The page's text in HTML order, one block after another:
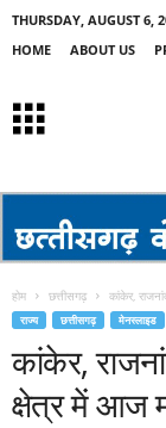
THURSDAY, AUGUST 6,
HOME
ABOUT US
होम छत्तीसगढ़ कांकेर,
राज्य छत्तीसगढ़ मेनस्लाइड
कांकेर,
क्षेत्र में आज